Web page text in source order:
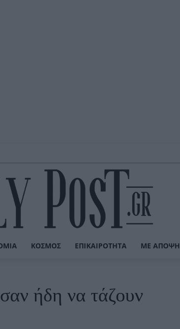
ΚΌΣΜΟΣ ΕΠΙΚΑΙΡΌΤΗΤΑ ΜΕ ΆΠΟΨΗ
ήδη να τάζουν